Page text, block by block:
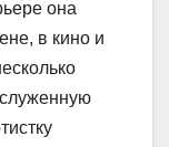
она
в кино и